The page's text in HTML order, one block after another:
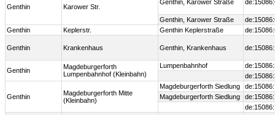
Genthin Karower Str.
Genthin, Karower Straße
Genthin, Karower Straße
Genthin
Keplerstr. Genthin Keplerstraße
Genthin Krankenhaus Genthin, Krankenhaus
Genthin
Magdeburgerforth
Lumpenbahnhof (Kleinbahn)
Lumpenbahnhof
Genthin
Magdeburgerforth Mitte
(Kleinbahn)
Magdeburgerforth Siedlung
Magdeburgerforth Siedlung